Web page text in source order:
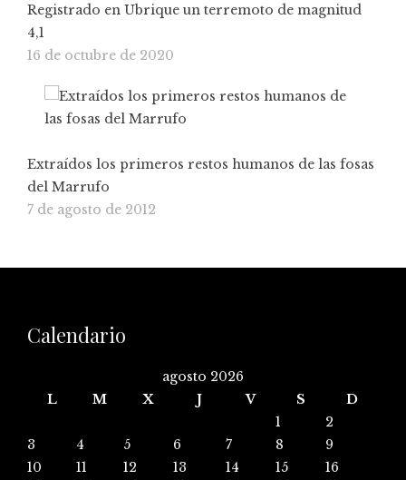
Registrado en Ubrique un terremoto de magnitud
4,1
16 de octubre de 2020
Extraídos los primeros restos humanos de las fosas
del Marrufo
7 de agosto de 2012
Calendario
agosto 2026
L
M X J V S
D
1
2
3
4 5 6 7 8
9
10
11 12 13 14 15
16